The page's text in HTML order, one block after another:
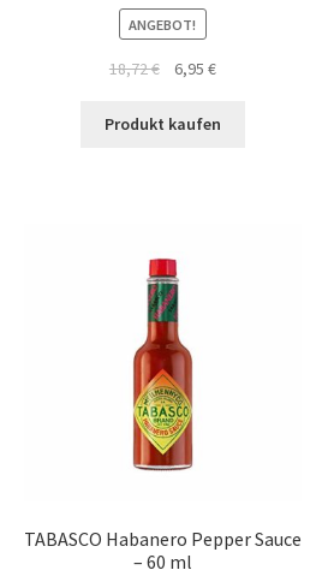
ANGEBOT!
18,72€ 6,95 €
Produkt kaufen
TABASCO Habanero Pepper Sauce
– 60 ml